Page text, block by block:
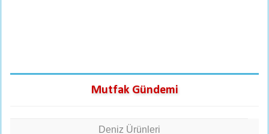
Mutfak Gündemi
Deniz Ürünleri